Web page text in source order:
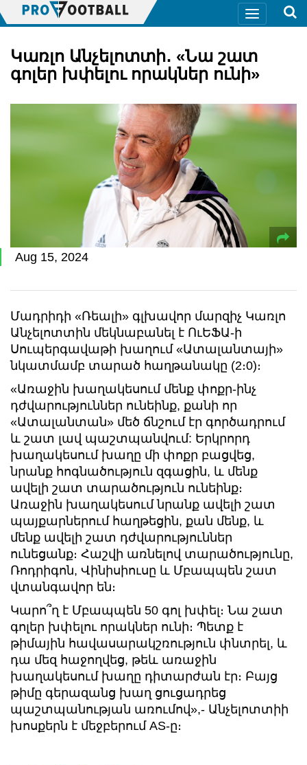
Կառլո Անչելոտտի․ «Նա շատ
գոլեր խփելու որակներ ունի»
Aug 15, 2024
Մադրիդի «Ռեալի» գլխավոր մարզիչ Կառլո
Անչելոտտին մեկնաբանել է ՈւԵՖԱ-ի
Սուպերգավաթի խաղում «Ատալանտայի»
նկատմամբ տարած հաղթանակը (2։0)։
«Առաջին խաղակեսում մենք փոքր-ինչ
դժվարություններ ունեինք, քանի որ
«Ատալանտան» մեծ ճնշում էր գործադրում
և շատ լավ պաշտպանվում: Երկրորդ
խաղակեսում խաղը մի փոքր բացվեց,
նրանք հոգնածություն զգացին, և մենք
ավելի շատ տարածություն ունեինք։
Առաջին խաղակեսում նրանք ավելի շատ
պայքարներում հաղթեցին, քան մենք, և
մենք ավելի շատ դժվարություններ
ունեցանք։ Հաշվի առնելով տարածությունը,
Ռոդրիգոն, Վինիսիուսը և Մբապպեն շատ
վտանգավոր են։
Կարո՞ղ է Մբապպեն 50 գոլ խփել։ Նա շատ
գոլեր խփելու որակներ ունի։ Պետք է
թիմային հավասարակշռություն փնտրել, և
դա մեզ հաջողվեց, թեև առաջին
խաղակեսում խաղը դիտարժան էր։ Բայց
թիմը գերազանց խաղ ցուցադրեց
պաշտպանության առումով»,- Անչելոտտիի
խոսքերն է մեջբերում AS-ը։